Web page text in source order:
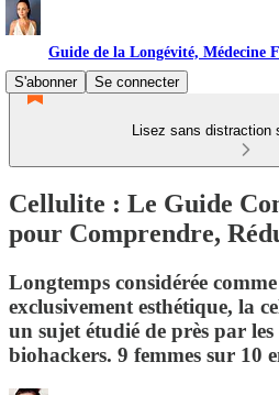
Guide de la Longévité, Médecine
S'abonner
Se connecter
Lisez sans distraction
Cellulite : Le Guide
pour Comprendre,
Longtemps considérée
exclusivement esthétique, la
un sujet étudié de près par
biohackers. 9 femmes sur 10